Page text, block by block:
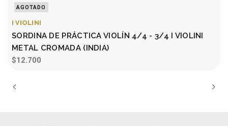
AGOTADO
I VIOLINI
SORDINA DE PRÁCTICA VIOLÍN 4/4 - 3/4 I VIOLINI
METAL CROMADA (INDIA)
$12.700